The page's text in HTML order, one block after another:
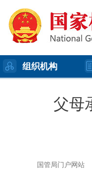
组织机构
父母
国管局门户网站